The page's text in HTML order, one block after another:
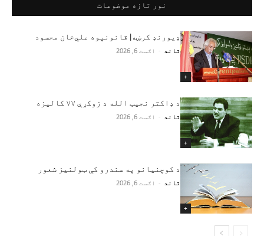
نور تازه موضوعات
+
ډیورنډ کرښه| قانونپوه علي‌خان محسود
تاند - اګست 6, 2026
+
د ډاکتر نجیب الله د زوکړې ۷۷ کالیزه
تاند - اګست 6, 2026
+
د کوچنیانو په سندرو کې ټولنیز شعور
تاند - اګست 6, 2026